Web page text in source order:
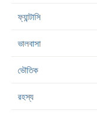
ফ্যান্টাসি
ভালবাসা
ভৌতিক
রহস্য